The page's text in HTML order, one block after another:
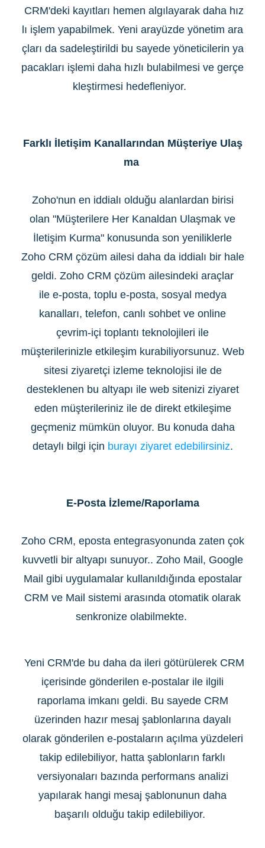
CRM'deki kayıtları hemen algılayarak daha hız
lı işlem yapabilmek. Yeni arayüzde yönetim ara
çları da sadeleştirildi bu sayede yöneticilerin ya
pacakları işlemi daha hızlı bulabilmesi ve gerçe
kleştirmesi hedefleniyor.
Farklı İletişim Kanallarından Müşteriye Ulaş
ma
Zoho'nun en iddialı olduğu alanlardan birisi
olan "Müşterilere Her Kanaldan Ulaşmak ve
İletişim Kurma" konusunda son yeniliklerle
Zoho CRM çözüm ailesi daha da iddialı bir hale
geldi. Zoho CRM çözüm ailesindeki araçlar
ile e-posta, toplu e-posta, sosyal medya
kanalları, telefon, canlı sohbet ve online
çevrim-içi toplantı teknolojileri ile
müşterilerinizle etkileşim kurabiliyorsunuz. Web
sitesi ziyaretçi izleme teknolojisi ile de
desteklenen bu altyapı ile web sitenizi ziyaret
eden müşterileriniz ile de direkt etkileşime
geçmeniz mümkün oluyor. Bu konuda daha
detaylı bilgi için burayı ziyaret edebilirsiniz.
E-Posta İzleme/Raporlama
Zoho CRM, eposta entegrasyonunda zaten çok
kuvvetli bir altyapı sunuyor.. Zoho Mail, Google
Mail gibi uygulamalar kullanıldığında epostalar
CRM ve Mail sistemi arasında otomatik olarak
senkronize olabilmekte.
Yeni CRM'de bu daha da ileri götürülerek CRM
içerisinde gönderilen e-postalar ile ilgili
raporlama imkanı geldi. Bu sayede CRM
üzerinden hazır mesaj şablonlarına dayalı
olarak gönderilen e-postaların açılma yüzdeleri
takip edilebiliyor, hatta şablonların farklı
versiyonaları bazında performans analizi
yapılarak hangi mesaj şablonunun daha
başarılı olduğu takip edilebiliyor.